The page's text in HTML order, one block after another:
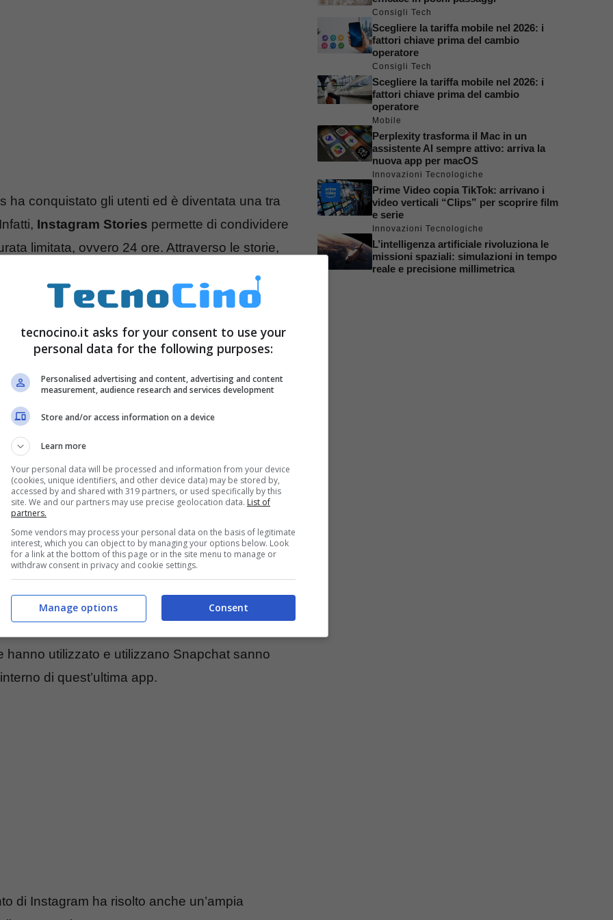
ha conquistato gli utenti ed è diventata una tra
Instagram Stories permette di condividere
limitata, ovvero 24 ore. Attraverso le storie,
una funzione ufficiale, gli sviluppatori dell’app
video.
delle versioni9.1.5suAndroide9.1su
in Instagram Stories
è estremamente semplice.
e facendo scorrere il dito verso l’alto o
utilizzato e utilizzano Snapchat sanno
di quest’ultima app.
di Instagram ha risolto anche un’ampia
Consigli Tech
Scegliere la tariffa mobile nel 2026: i
fattori chiave prima del cambio
operatore
Consigli Tech
Scegliere la tariffa mobile nel 2026: i
fattori chiave prima del cambio
operatore
Mobile
Perplexity trasforma il Mac in un
assistente AI sempre attivo: arriva la
nuova app per macOS
Innovazioni Tecnologiche
Prime Video copia TikTok: arrivano i
video verticali “Clips” per scoprire film
e serie
Innovazioni Tecnologiche
L’intelligenza artificiale rivoluziona le
missioni spaziali: simulazioni in tempo
reale e precisione millimetrica
tecnocino.it asks for your consent to use your
personal data for the following purposes:
Personalised advertising and content, advertising and content
measurement, audience research and services development
Store and/or access information on a device
Learn more
Your personal data will be processed and information from your device
(cookies, unique identifiers, and other device data) may be stored by,
accessed by and shared with 319 partners, or used specifically by this
site. We and our partners may use precise geolocation data. List of
partners.
Some vendors may process your personal data on the basis of legitimate
interest, which you can object to by managing your options below. Look
for a link at the bottom of this page or in the site menu to manage or
withdraw consent in privacy and cookie settings.
Consent
Manage options